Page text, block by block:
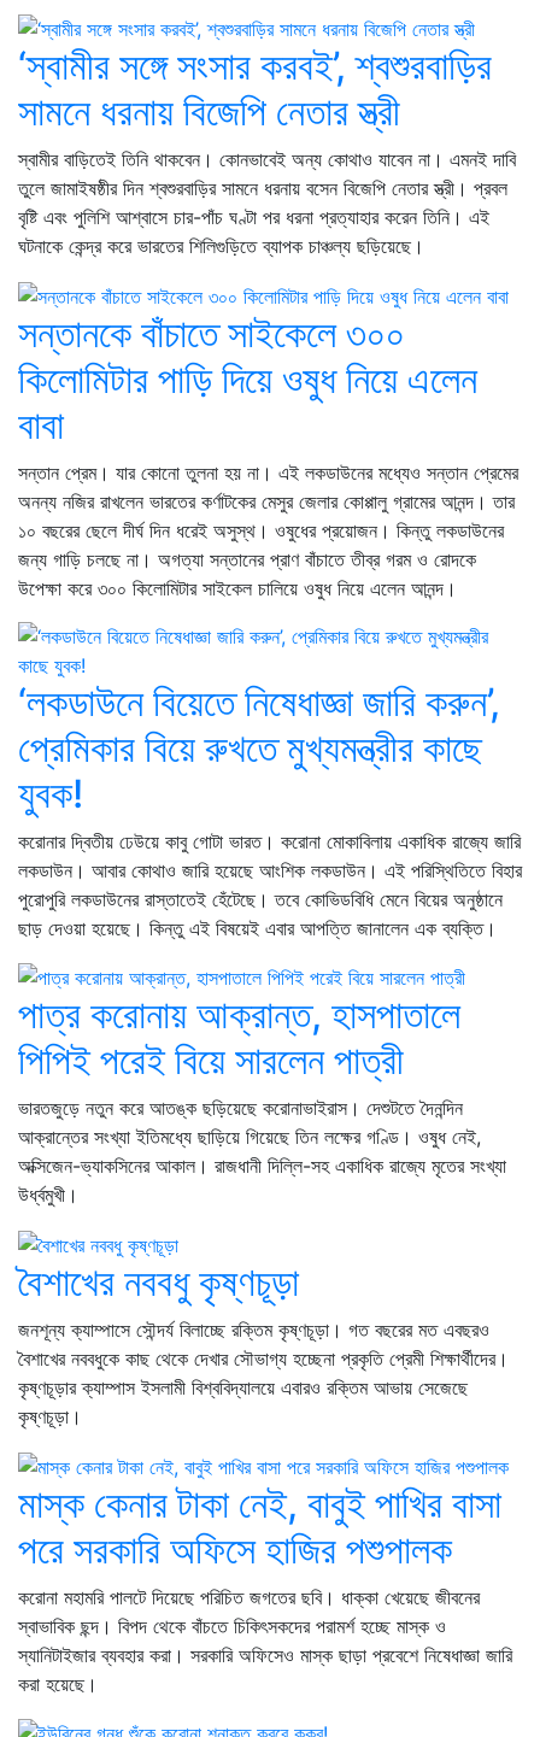
‘স্বামীর সঙ্গে সংসার করবই’, শ্বশুরবাড়ির
সামনে ধরনায় বিজেপি নেতার স্ত্রী
স্বামীর বাড়িতেই তিনি থাকবেন। কোনভাবেই অন্য কোথাও যাবেন না। এমনই দাবি
তুলে জামাইষষ্ঠীর দিন শ্বশুরবাড়ির সামনে ধরনায় বসেন বিজেপি নেতার স্ত্রী। প্রবল
বৃষ্টি এবং পুলিশি আশ্বাসে চার-পাঁচ ঘণ্টা পর ধরনা প্রত্যাহার করেন তিনি। এই
ঘটনাকে কেন্দ্র করে ভারতের শিলিগুড়িতে ব্যাপক চাঞ্চল্য ছড়িয়েছে।
সন্তানকে বাঁচাতে সাইকেলে ৩০০
কিলোমিটার পাড়ি দিয়ে ওষুধ নিয়ে এলেন
বাবা
সন্তান প্রেম। যার কোনো তুলনা হয় না। এই লকডাউনের মধ্যেও সন্তান প্রেমের
অনন্য নজির রাখলেন ভারতের কর্ণাটকের মেসুর জেলার কোপ্পালু গ্রামের আনন্দ। তার
১০ বছরের ছেলে দীর্ঘ দিন ধরেই অসুস্থ। ওষুধের প্রয়োজন। কিন্তু লকডাউনের
জন্য গাড়ি চলছে না। অগত্যা সন্তানের প্রাণ বাঁচাতে তীব্র গরম ও রোদকে
উপেক্ষা করে ৩০০ কিলোমিটার সাইকেল চালিয়ে ওষুধ নিয়ে এলেন আনন্দ।
‘লকডাউনে বিয়েতে নিষেধাজ্ঞা জারি করুন’,
প্রেমিকার বিয়ে রুখতে মুখ্যমন্ত্রীর কাছে
যুবক!
করোনার দ্বিতীয় ঢেউয়ে কাবু গোটা ভারত। করোনা মোকাবিলায় একাধিক রাজ্যে জারি
লকডাউন। আবার কোথাও জারি হয়েছে আংশিক লকডাউন। এই পরিস্থিতিতে বিহার
পুরোপুরি লকডাউনের রাস্তাতেই হেঁটেছে। তবে কোভিডবিধি মেনে বিয়ের অনুষ্ঠানে
ছাড় দেওয়া হয়েছে। কিন্তু এই বিষয়েই এবার আপত্তি জানালেন এক ব্যক্তি।
পাত্র করোনায় আক্রান্ত, হাসপাতালে
পিপিই পরেই বিয়ে সারলেন পাত্রী
ভারতজুড়ে নতুন করে আতঙ্ক ছড়িয়েছে করোনাভাইরাস। দেশুটতে দৈনন্দিন
আক্রান্তের সংখ্যা ইতিমধ্যে ছাড়িয়ে গিয়েছে তিন লক্ষের গণ্ডি। ওষুধ নেই,
অক্সিজেন-ভ্যাকসিনের আকাল। রাজধানী দিল্লি-সহ একাধিক রাজ্যে মৃতের সংখ্যা
উর্ধ্বমুখী।
বৈশাখের নববধু কৃষ্ণচূড়া
জনশূন্য ক্যাম্পাসে সৌন্দর্য বিলাচ্ছে রক্তিম কৃষ্ণচূড়া। গত বছরের মত এবছরও
বৈশাখের নববধুকে কাছ থেকে দেখার সৌভাগ্য হচ্ছেনা প্রকৃতি প্রেমী শিক্ষার্থীদের।
কৃষ্ণচূড়ার ক্যাম্পাস ইসলামী বিশ্ববিদ্যালয়ে এবারও রক্তিম আভায় সেজেছে
কৃষ্ণচূড়া।
মাস্ক কেনার টাকা নেই, বাবুই পাখির বাসা
পরে সরকারি অফিসে হাজির পশুপালক
করোনা মহামরি পালটে দিয়েছে পরিচিত জগতের ছবি। ধাক্কা খেয়েছে জীবনের
স্বাভাবিক ছন্দ। বিপদ থেকে বাঁচতে চিকিৎসকদের পরামর্শ হচ্ছে মাস্ক ও
স্যানিটাইজার ব্যবহার করা। সরকারি অফিসেও মাস্ক ছাড়া প্রবেশে নিষেধাজ্ঞা জারি
করা হয়েছে।